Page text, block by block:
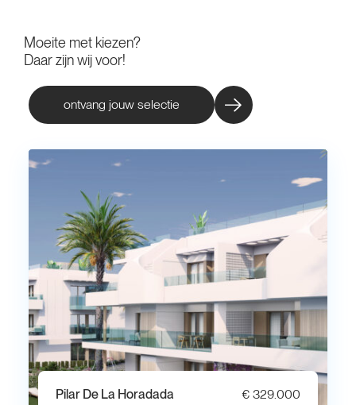
Moeite met kiezen?
Daar zijn wij voor!
ontvang jouw selectie
Pilar De La Horadada
€ 329.000